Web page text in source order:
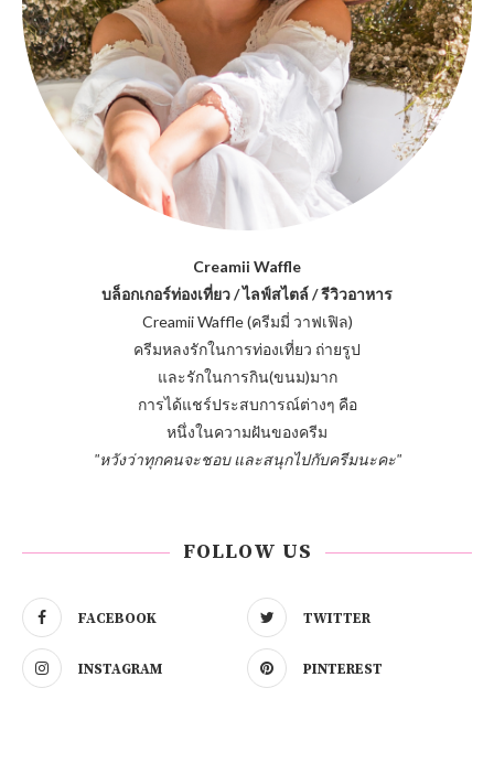
Creamii Waffle
บล็อกเกอร์ท่องเที่ยว / ไลฟ์สไตล์ / รีวิวอาหาร
Creamii Waffle (ครีมมี่ วาฟเฟิล)
ครีมหลงรักในการท่องเที่ยว ถ่ายรูป
และรักในการกิน(ขนม)มาก
การได้แชร์ประสบการณ์ต่างๆ คือ
หนึ่งในความฝันของครีม
"หวังว่าทุกคนจะชอบ และสนุกไปกับครีมนะคะ"
FOLLOW US
FACEBOOK TWITTER
INSTAGRAM PINTEREST